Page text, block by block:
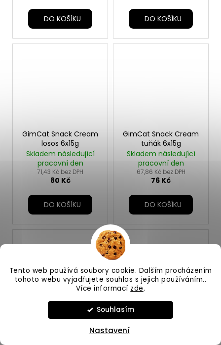
Tento web používá soubory cookie. Dalším procházením
tohoto webu vyjadřujete souhlas s jejich používáním..
Více informací zde.
Souhlasím
Nastavení
DO KOŠÍKU DO KOŠÍKU
GimCat Snack Cream
losos 6x15g
Skladem následující
pracovní den
71,43 Kč bez DPH
80 Kč
DO KOŠÍKU
GimCat Snack Cream
tuňák 6x15g
Skladem následující
pracovní den
67,86 Kč bez DPH
76 Kč
DO KOŠÍKU
Gimcat Sticks Kitten
krocan+calcium 3ks
Gimcat Sticks